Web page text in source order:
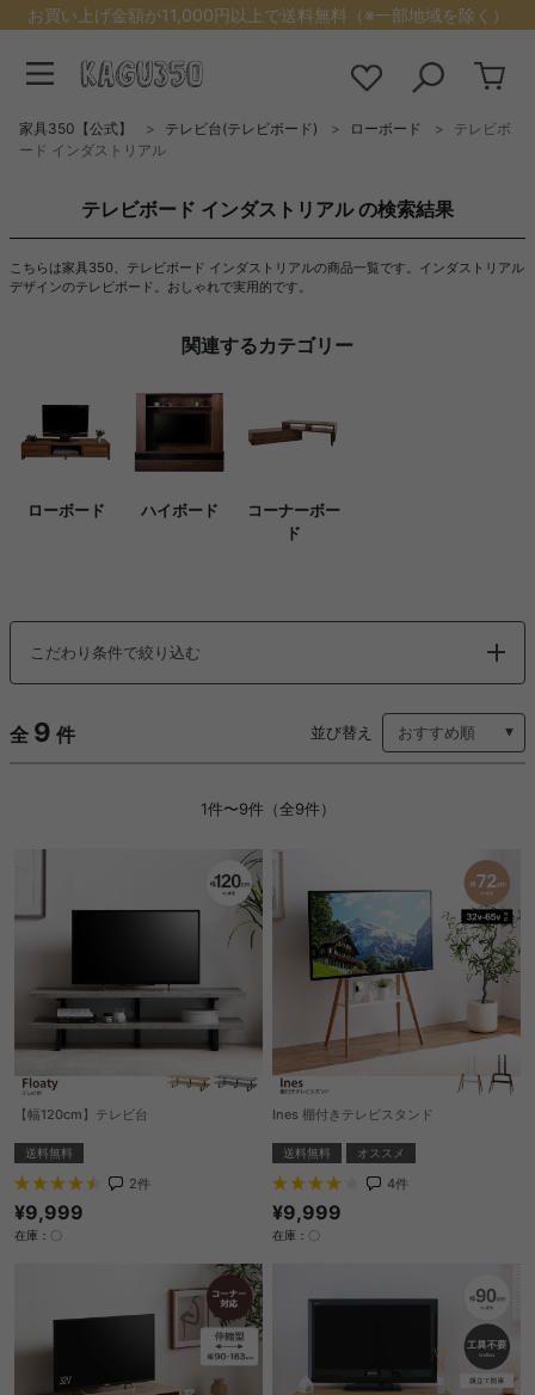
お買い上げ金額が11,000円以上で送料無料（※一部地域を除く）
家具350【公式】 テレビ台(テレビボード) ローボード
テレビボ
ード インダストリアル
テレビボード インダストリアル の検索結果
こちらは家具350、テレビボード インダストリアルの商品一覧です。インダストリアル
デザインのテレビボード。おしゃれで実用的です。
関連するカテゴリー
ローボード ハイボード
コーナーボー
ド
こだわり条件で絞り込む
全 9 件 並び替え
1件〜9件（全9件）
【幅120cm】テレビ台
送料無料
2件
¥9,999
在庫：〇
Ines 棚付きテレビスタンド
送料無料 オススメ
4件
¥9,999
在庫：〇